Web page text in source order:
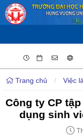
Trang chủ / Việc
Công ty CP
dụng sinh